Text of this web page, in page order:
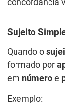
concordância
Sujeito
Quando o
formado por
em número e
Exemplo: